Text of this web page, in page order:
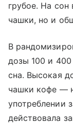
грубое. На сон
чашки, но и
В
дозы 100 и 400
сна. Высокая
чашки кофе —
употреблении
действовала